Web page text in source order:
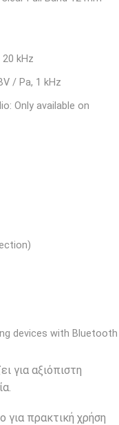
kHz
/ Pa, 1 kHz
Only available on
devices with Bluetooth
για αξιόπιστη
για πρακτική χρήση